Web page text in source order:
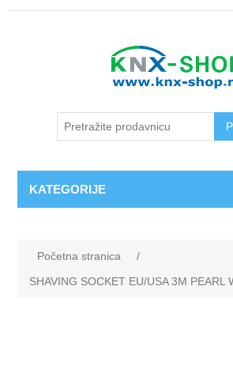
KATEGORIJE
Početna stranica
/
SHAVING SOCKET EU/USA 3M PEARL